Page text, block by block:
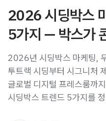
2026 시딩박스
5가지 — 박스가
2026년 시딩박스 마케팅,
투트랙 시딩부터 시그니처
글로벌 디지털 프레스룸까
시딩박스 트렌드 5가지를